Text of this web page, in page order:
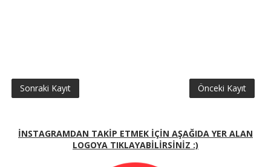
Sonraki Kayıt Önceki Kayıt
İNSTAGRAMDAN TAKİP ETMEK İÇİN AŞAĞIDA YER ALAN
LOGOYA TIKLAYABİLİRSİNİZ :)